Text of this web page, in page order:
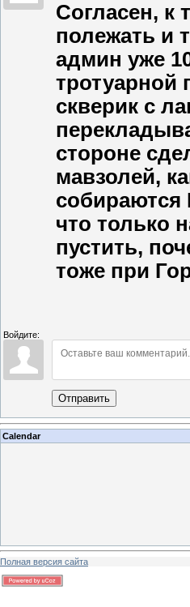
Согласен, к
полежать и
админ уже
тротуарной
скверик с
стороне
мавзолей,
собираются
что только
пустить,
тоже при
Войдите:
Отправить
Calendar
Полная версия сайта